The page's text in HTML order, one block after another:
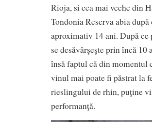
Rioja, si cea mai veche din
Tondonia Reserva abia
aproximativ 14 ani. După
se desăvârşeşte prin încă
însă faptul că din momentul
vinul mai poate fi păstrat la
rieslingului de rhin, puţine
performanţă.